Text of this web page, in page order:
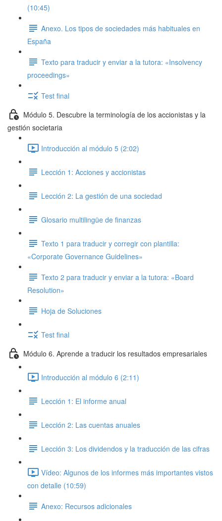
(10:45)
Anexo. Los tipos de sociedades más habituales en
España
Texto para traducir y enviar a la tutora: «Insolvency
proceedings»
Test final
Módulo 5. Descubre la terminología de los accionistas y la
gestión societaria
Introducción al módulo 5 (2:02)
Lección 1: Acciones y accionistas
Lección 2: La gestión de una sociedad
Glosario multilingüe de finanzas
Texto 1 para traducir y corregir con plantilla:
«Corporate Governance Guidelines»
Texto 2 para traducir y enviar a la tutora: «Board
Resolution»
Hoja de Soluciones
Test final
Módulo 6. Aprende a traducir los resultados empresariales
Introducción al módulo 6 (2:11)
Lección 1: El informe anual
Lección 2: Las cuentas anuales
Lección 3: Los dividendos y la traducción de las cifras
Vídeo: Algunos de los informes más importantes vistos
con detalle (10:59)
Anexo: Recursos adicionales